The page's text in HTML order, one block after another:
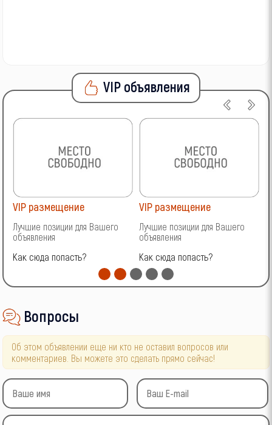
VIP объявления
VIP размещение
Лучшие позиции для Вашего
объявления
Как сюда попасть?
VIP размещение
Лучшие позиции для Вашего
объявления
Как сюда попасть?
Вопросы
Об этом объявлении еще ни кто не оставил вопросов или
комментариев. Вы можете это сделать прямо сейчас!